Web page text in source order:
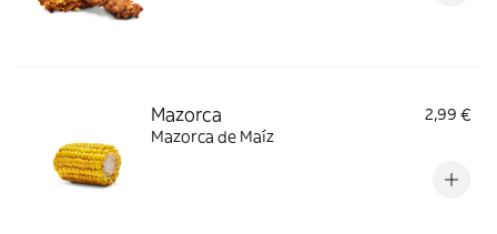
Mazorca
2,99 €
Mazorca de Maíz